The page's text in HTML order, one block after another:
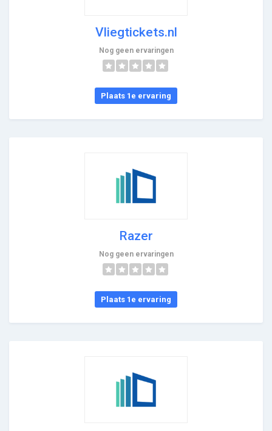
Vliegtickets.nl
Nog geen ervaringen
Plaats 1e ervaring
Razer
Nog geen ervaringen
Plaats 1e ervaring